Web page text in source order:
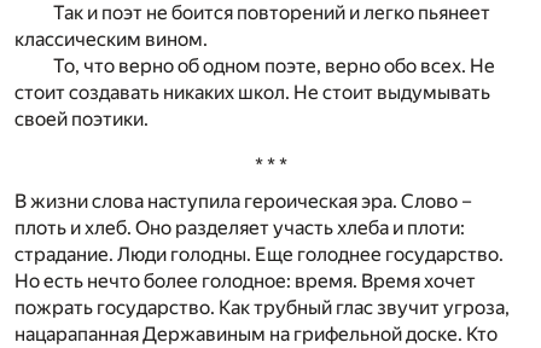
Так и поэт не боится повторений и легко пьянеет
классическим вином.
То, что верно об одном поэте, верно обо всех. Не
стоит создавать никаких школ. Не стоит выдумывать
своей поэтики.
* * *
В жизни слова наступила героическая эра. Слово –
плоть и хлеб. Оно разделяет участь хлеба и плоти:
страдание. Люди голодны. Еще голоднее государство.
Но есть нечто более голодное: время. Время хочет
пожрать государство. Как трубный глас звучит угроза,
нацарапанная Державиным на грифельной доске. Кто